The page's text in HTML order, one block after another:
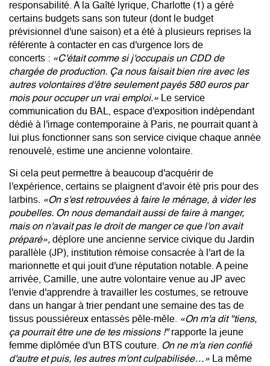
responsabilité. A la Gaîté lyrique, Charlotte (1) a géré
certains budgets sans son tuteur (dont le budget
prévisionnel d'une saison) et a été à plusieurs reprises la
référente à contacter en cas d'urgence lors de
concerts : «C'était comme si j'occupais un CDD de
chargée de production. Ça nous faisait bien rire avec les
autres volontaires d'être seulement payés 580 euros par
mois pour occuper un vrai emploi.» Le service
communication du BAL, espace d'exposition indépendant
dédié à l'image contemporaine à Paris, ne pourrait quant à
lui plus fonctionner sans son service civique chaque année
renouvelé, estime une ancienne volontaire.
Si cela peut permettre à beaucoup d'acquérir de
l'expérience, certains se plaignent d'avoir été pris pour des
larbins. «On s'est retrouvées à faire le ménage, à vider les
poubelles. On nous demandait aussi de faire à manger,
mais on n'avait pas le droit de manger ce que l'on avait
préparé», déplore une ancienne service civique du Jardin
parallèle (JP), institution rémoise consacrée à l'art de la
marionnette et qui jouit d'une réputation notable. A peine
arrivée, Camille, une autre volontaire venue au JP avec
l'envie d'apprendre à travailler les costumes, se retrouve
dans un hangar à trier pendant une semaine des tas de
tissus poussiéreux entassés pêle-mêle. «On m'a dit "tiens,
ça pourrait être une de tes missions !" rapporte la jeune
femme diplômée d'un BTS couture. On ne m'a rien confié
d'autre et puis, les autres m'ont culpabilisée…» La même